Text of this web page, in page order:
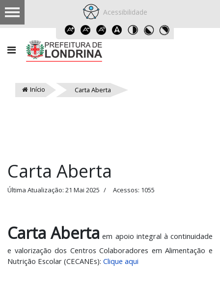
Acessibilidade
Início Carta Aberta
Carta Aberta
Última Atualização: 21 Mai 2025 Acessos: 1055
Carta Aberta em apoio integral à continuidade
e valorização dos Centros Colaboradores em Alimentação e
Nutrição Escolar (CECANEs): Clique aqui